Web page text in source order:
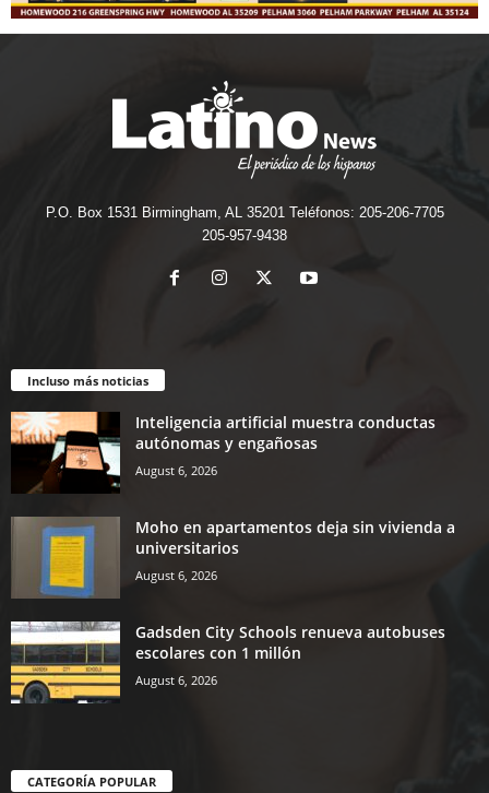
P.O. Box 1531 Birmingham, AL 35201 Teléfonos: 205-206-7705
205-957-9438
Incluso más noticias
Inteligencia artificial muestra conductas
autónomas y engañosas
August 6, 2026
Moho en apartamentos deja sin vivienda a
universitarios
August 6, 2026
Gadsden City Schools renueva autobuses
escolares con 1 millón
August 6, 2026
CATEGORÍA POPULAR